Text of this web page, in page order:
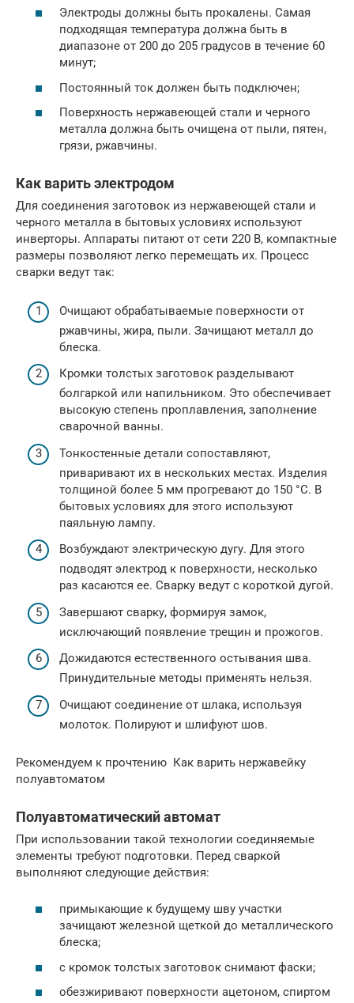
Электроды должны быть прокалены. Самая
подходящая температура должна быть в
диапазоне от 200 до 205 градусов в течение 60
минут;
Постоянный ток должен быть подключен;
Поверхность нержавеющей стали и черного
металла должна быть очищена от пыли, пятен,
грязи, ржавчины.
Как варить электродом
Для соединения заготовок из нержавеющей стали и
черного металла в бытовых условиях используют
инверторы. Аппараты питают от сети 220 В, компактные
размеры позволяют легко перемещать их. Процесс
сварки ведут так:
Очищают обрабатываемые поверхности от
ржавчины, жира, пыли. Зачищают металл до
блеска.
Кромки толстых заготовок разделывают
болгаркой или напильником. Это обеспечивает
высокую степень проплавления, заполнение
сварочной ванны.
Тонкостенные детали сопоставляют,
приваривают их в нескольких местах. Изделия
толщиной более 5 мм прогревают до 150 °С. В
бытовых условиях для этого используют
паяльную лампу.
Возбуждают электрическую дугу. Для этого
подводят электрод к поверхности, несколько
раз касаются ее. Сварку ведут с короткой дугой.
Завершают сварку, формируя замок,
исключающий появление трещин и прожогов.
Дожидаются естественного остывания шва.
Принудительные методы применять нельзя.
Очищают соединение от шлака, используя
молоток. Полируют и шлифуют шов.
Рекомендуем к прочтению Как варить нержавейку
полуавтоматом
Полуавтоматический автомат
При использовании такой технологии соединяемые
элементы требуют подготовки. Перед сваркой
выполняют следующие действия:
примыкающие к будущему шву участки
зачищают железной щеткой до металлического
блеска;
с кромок толстых заготовок снимают фаски;
обезжиривают поверхности ацетоном, спиртом